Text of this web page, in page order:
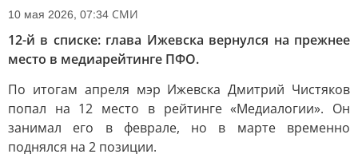
10 мая 2026, 07:34 СМИ
12-й в списке: глава Ижевска вернулся на прежнее
место в медиарейтинге ПФО.
По итогам апреля мэр Ижевска Дмитрий Чистяков
попал на 12 место в рейтинге «Медиалогии». Он
занимал его в феврале, но в марте временно
поднялся на 2 позиции.